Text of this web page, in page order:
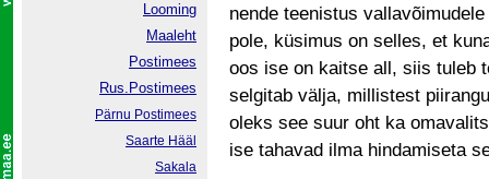
nende teenistus
pole, küsimus on selles, et
oos ise on kaitse all, siis tuleb
selgitab välja, millistest
oleks see suur oht ka
ise tahavad ilma hindamiseta
Looming
Maaleht
Postimees
Rus.Postimees
Pärnu Postimees
Saarte Hääl
Sakala